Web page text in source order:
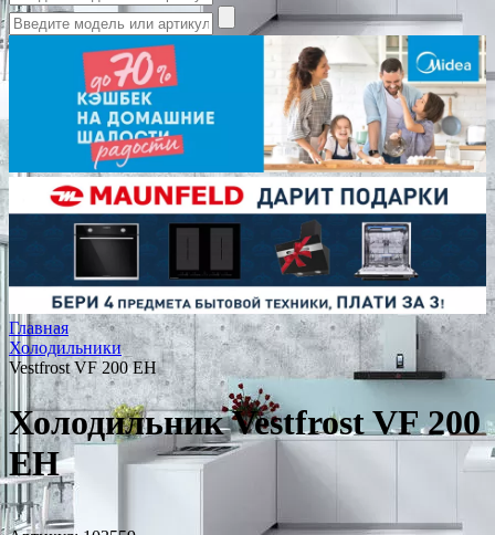
Главная
Холодильники
Vestfrost VF 200 EH
Холодильник Vestfrost VF 200
EH